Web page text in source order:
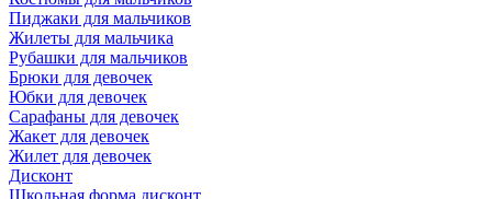
Пиджаки для мальчиков
Жилеты для мальчика
Рубашки для мальчиков
Брюки для девочек
Юбки для девочек
Сарафаны для девочек
Жакет для девочек
Жилет для девочек
Дисконт
Школьная форма дисконт